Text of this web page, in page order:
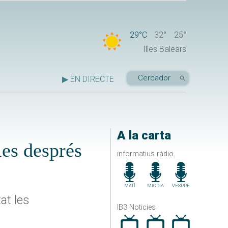
29°C 32°
25°
Illes Balears
▶ EN DIRECTE
A la carta
informatius ràdio
MATÍ MIGDIA VESPRE
IB3 Noticies
després
les